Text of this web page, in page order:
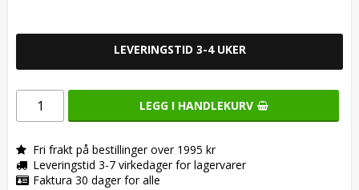
LEVERINGSTID 3-4 UKER
LEGG I HANDLEKURV
Fri frakt på bestillinger over 1995 kr
Leveringstid 3-7 virkedager for lagervarer
Faktura 30 dager for alle